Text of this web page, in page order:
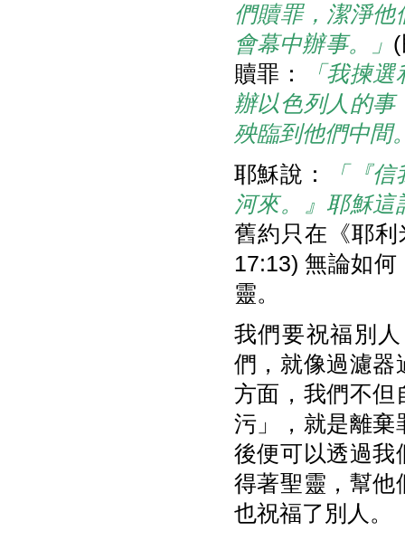
們贖罪，潔淨
會幕中辦事。」
贖罪：
「我揀
辦以色列人的
殃臨到他們中間
耶穌說：
「『
河來。』耶穌
舊約只在《耶
17:13) 無論如
靈。
我們要祝福別
們，就像過濾器
方面，我們不但
污」，就是離棄
後便可以透過我
得著聖靈，幫他
也祝福了別人。